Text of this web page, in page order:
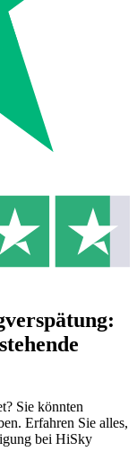
Sie könnten
Erfahren Sie alles,
bei HiSky